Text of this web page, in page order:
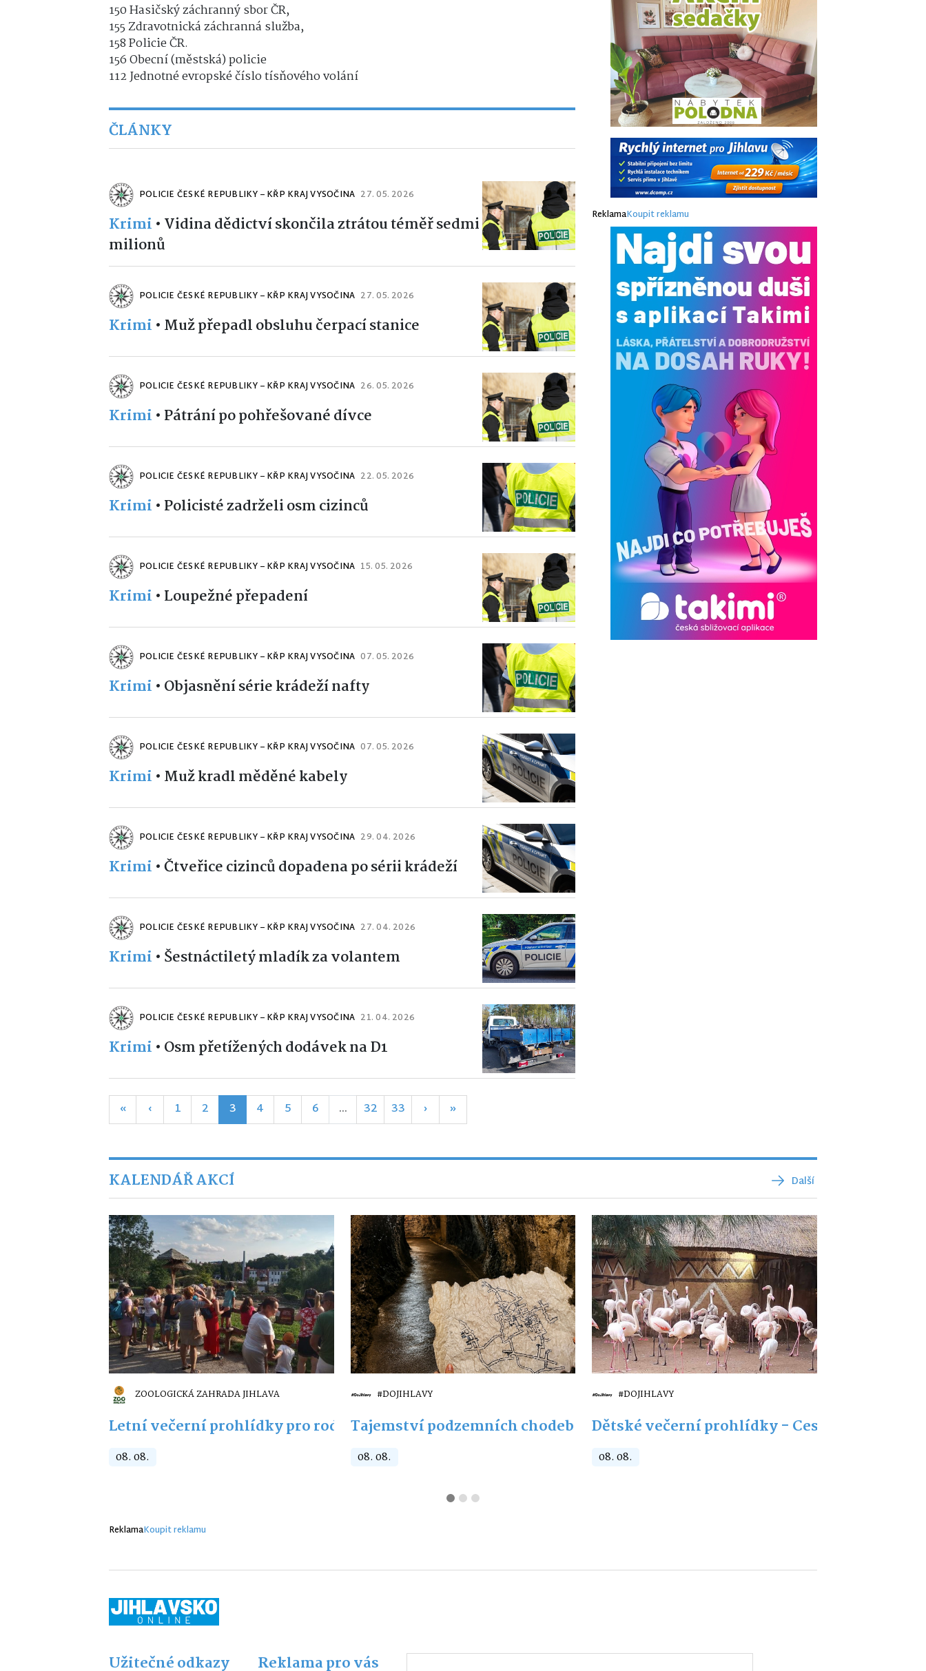
150 Hasičský záchranný sbor ČR,
155 Zdravotnická záchranná služba,
158 Policie ČR.
156 Obecní (městská) policie
112 Jednotné evropské číslo tísňového volání
ČLÁNKY
POLICIE ČESKÉ REPUBLIKY – KŘP KRAJ VYSOČINA 27. 05. 2026
Krimi • Vidina dědictví skončila ztrátou téměř sedmi
milionů
POLICIE ČESKÉ REPUBLIKY – KŘP KRAJ VYSOČINA 27. 05. 2026
Krimi • Muž přepadl obsluhu čerpací stanice
POLICIE ČESKÉ REPUBLIKY – KŘP KRAJ VYSOČINA 26. 05. 2026
Krimi • Pátrání po pohřešované dívce
POLICIE ČESKÉ REPUBLIKY – KŘP KRAJ VYSOČINA 22. 05. 2026
Krimi • Policisté zadrželi osm cizinců
POLICIE ČESKÉ REPUBLIKY – KŘP KRAJ VYSOČINA 15. 05. 2026
Krimi • Loupežné přepadení
POLICIE ČESKÉ REPUBLIKY – KŘP KRAJ VYSOČINA 07. 05. 2026
Krimi • Objasnění série krádeží nafty
POLICIE ČESKÉ REPUBLIKY – KŘP KRAJ VYSOČINA 07. 05. 2026
Krimi • Muž kradl měděné kabely
POLICIE ČESKÉ REPUBLIKY – KŘP KRAJ VYSOČINA 29. 04. 2026
Krimi •Čtveřice cizinců dopadena po sérii krádeží
POLICIE ČESKÉ REPUBLIKY – KŘP KRAJ VYSOČINA 27. 04. 2026
Krimi • Šestnáctiletý mladík za volantem
POLICIE ČESKÉ REPUBLIKY – KŘP KRAJ VYSOČINA 21. 04. 2026
Krimi • Osm přetížených dodávek na D1
« ‹ 1 2 3 4 5 6 ... 32 33 › »
ReklamaKoupit reklamu
KALENDÁŘ AKCÍ Další
ZOOLOGICKÁ ZAHRADA JIHLAVA
Letní večerní prohlídky pro rodiny s dětmi
08. 08.
#DOJIHLAVY
Tajemství podzemních chodeb
08. 08.
#DOJIHLAVY
Dětské večerní prohlídky - Cesta do pravěku
08. 08.
ReklamaKoupit reklamu
Užitečné odkazy Reklama pro vás